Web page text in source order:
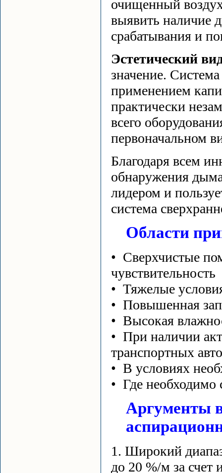
очищенный
выявить наличие
срабатывания и
Эстетический
значение.
применением
практически
всего
первоначальном
Благодаря всем
обнаружения
лидером и
система
Области
• Сверхчистые
чувствительность
• Тяжелые
• Повышенная
• Высокая
• При наличии
транспортных
• В условиях
• Где необходимо
Аргументы
1. Широкий
до 20 %/м за счет